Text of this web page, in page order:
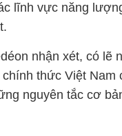
lĩnh vực năng
nhận xét, có lẽ
thức Việt
nguyên tắc cơ